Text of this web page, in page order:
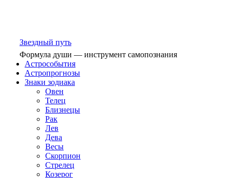
Звездный путь
Формула души — инструмент самопознания
Астрособытия
Астропрогнозы
Знаки зодиака
Овен
Телец
Близнецы
Рак
Лев
Дева
Весы
Скорпион
Стрелец
Козерог